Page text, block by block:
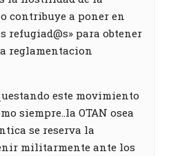
contribuye a poner en
refugiad@s» para obtener
reglamentacion
este movimiento
siempre..la OTAN osea
se reserva la
militarmente ante los